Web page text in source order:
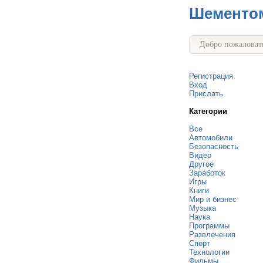
Добро
Регистрация
Вход
Прислать
Категории
Все
Автомобили
Безопасность
Видео
Другое
Заработок
Игры
Книги
Мир и бизнес
Музыка
Наука
Программы
Развлечения
Спорт
Технологии
Фильмы